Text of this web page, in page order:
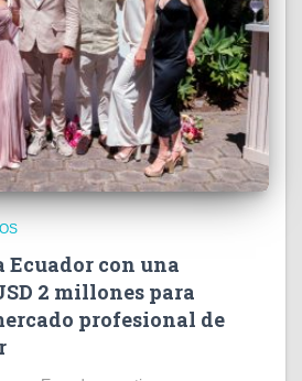
Ecuador con una
2 millones para
profesional de